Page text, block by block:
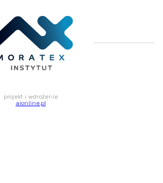
projekt i wdrożenie
aionline.pl